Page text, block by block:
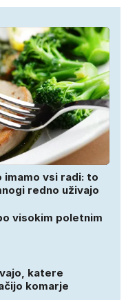
imamo vsi radi: to
redno uživajo
visokim poletnim
katere
komarje